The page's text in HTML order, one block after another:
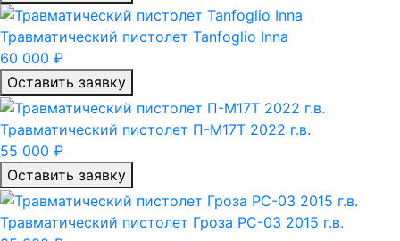
Травматический пистолет Tanfoglio Inna
60 000 ₽
Оставить заявку
Травматический пистолет П-М17Т 2022 г.в.
55 000 ₽
Оставить заявку
Травматический пистолет Гроза РС-03 2015 г.в.